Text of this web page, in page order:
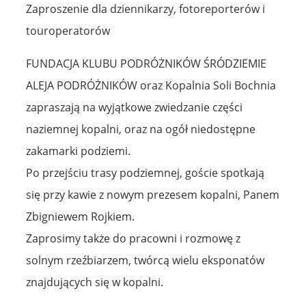
Zaproszenie dla dziennikarzy, fotoreporterów i
touroperatorów
FUNDACJA KLUBU PODRÓŻNIKÓW ŚRÓDZIEMIE
ALEJA PODRÓŻNIKÓW oraz Kopalnia Soli Bochnia
zapraszają na wyjątkowe zwiedzanie części
naziemnej kopalni, oraz na ogół niedostępne
zakamarki podziemi.
Po przejściu trasy podziemnej, goście spotkają
się przy kawie z nowym prezesem kopalni, Panem
Zbigniewem Rojkiem.
Zaprosimy także do pracowni i rozmowę z
solnym rzeźbiarzem, twórcą wielu eksponatów
znajdujących się w kopalni.